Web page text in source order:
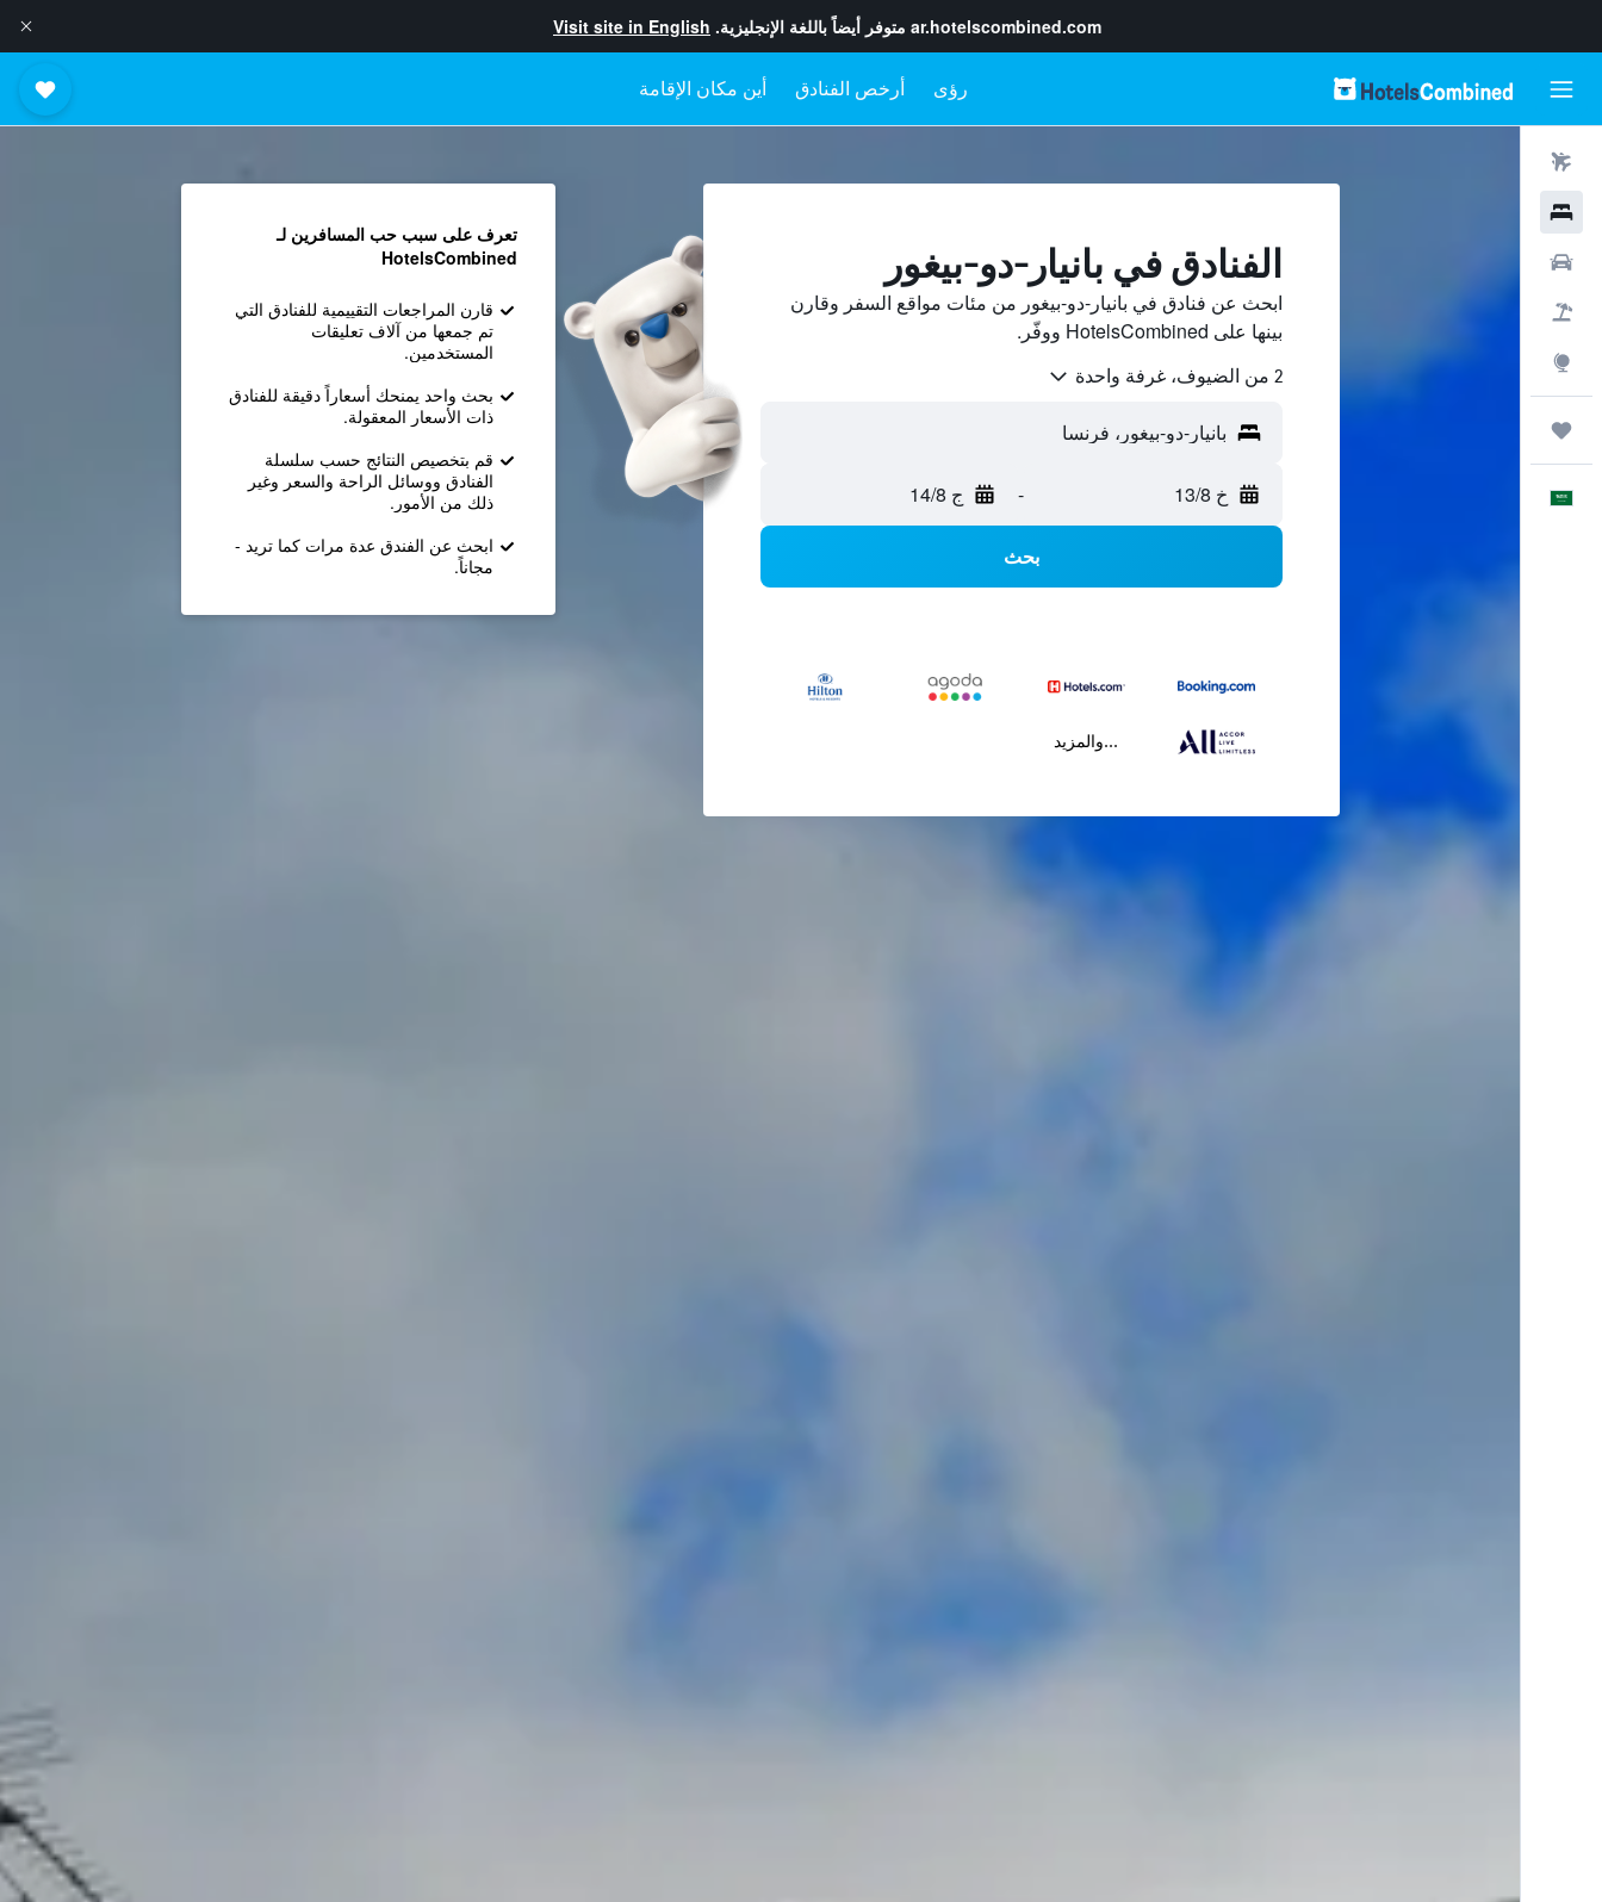
ar.hotelscombined.com متوفر أيضاً باللغة الإنجليزية. Visit site in English
رؤى أرخص الفنادق أين مكان الإقامة
الفنادق في بانيار-دو-بيغور
ابحث عن فنادق في بانيار-دو-بيغور من مئات مواقع السفر وقارن
بينها على HotelsCombined ووفّر.
2 من الضيوف، غرفة واحدة
خ 13/8 - ج 14/8
بحث
...والمزيد
تعرف على سبب حب المسافرين لـ
HotelsCombined
قارن المراجعات التقييمية للفنادق التي
تم جمعها من آلاف تعليقات
المستخدمين.
بحث واحد يمنحك أسعاراً دقيقة للفنادق
ذات الأسعار المعقولة.
قم بتخصيص النتائج حسب سلسلة
الفنادق ووسائل الراحة والسعر وغير
ذلك من الأمور.
ابحث عن الفندق عدة مرات كما تريد -
مجاناً.